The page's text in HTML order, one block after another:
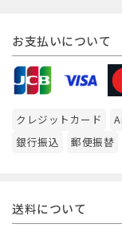
お支払いについて
クレジットカード
銀行振込
郵便振替
送料について